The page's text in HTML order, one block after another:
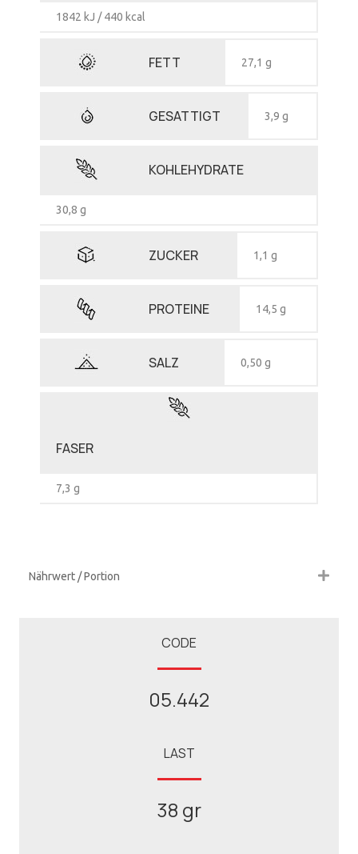
1842 kJ / 440 kcal
FETT 27,1 g
GESATTIGT 3,9 g
KOHLEHYDRATE
30,8 g
ZUCKER 1,1 g
PROTEINE 14,5 g
SALZ 0,50 g
FASER
7,3 g
Nährwert / Portion
CODE
05.442
LAST
38 gr